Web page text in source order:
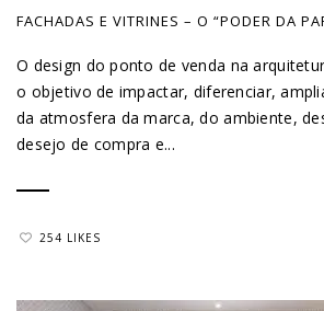
FACHADAS E VITRINES – O “PODER DA
O design do ponto de venda na
o objetivo de impactar, diferenciar,
da atmosfera da marca, do ambiente,
desejo de compra e...
254 LIKES